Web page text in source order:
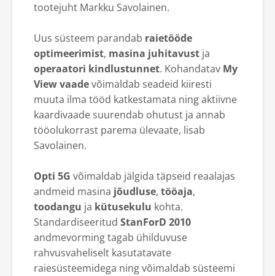
tootejuht Markku Savolainen.
Uus süsteem parandab raietööde
optimeerimist, masina juhitavust ja
operaatori kindlustunnet. Kohandatav My
View vaadevõimaldab seadeid kiiresti
muuta ilma tööd katkestamata ning aktiivne
kaardivaade suurendab ohutust ja annab
tööolukorrast parema ülevaate, lisab
Savolainen.
Opti 5G võimaldab jälgida täpseid reaalajas
andmeid masina jõudluse, tööaja,
toodangu ja kütusekulu kohta.
Standardiseeritud StanForD 2010
andmevorming tagab ühilduvuse
rahvusvaheliselt kasutatavate
raiesüsteemidega ning võimaldab süsteemi